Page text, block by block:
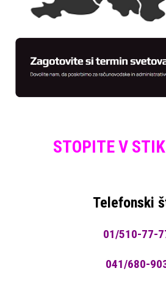
STOPITE V
Telefonski
01/510-77-
041/680-